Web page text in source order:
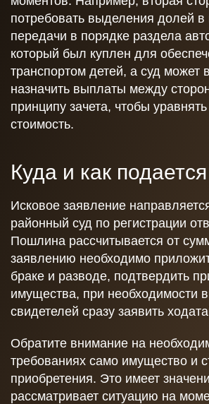
потребовать выделения долей в
передачи в порядке раздела
который был куплен для
транспортом детей, а суд может
назначить выплаты между
принципу зачета, чтобы
стоимость.
Куда и как
Исковое заявление
районный суд по регистрации
Пошлина рассчитывается от
заявлению необходимо
браке и разводе, подтвердить
имущества, при необходимости
свидетелей сразу заявить
Обратите внимание на
требованиях само имущество и
приобретения. Это имеет
рассматривает ситуацию на